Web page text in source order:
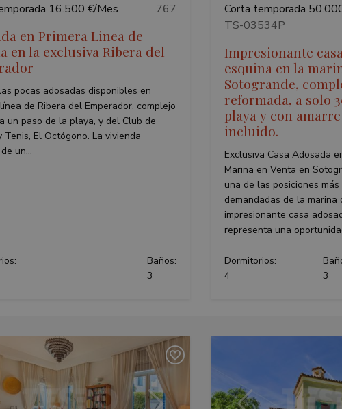
16.500 €/Mes 767
en Primera Linea de
en la exclusiva Ribera del
pocas adosadas disponibles en
de Ribera del Emperador, complejo
un paso de la playa, y del Club de
Tenis, El Octógono. La vivienda
un...
Baños:
3
Corta temporada
TS-03534P
Impresionante
esquina en la
Sotogrande,
reformada, a solo
playa y con
incluido.
Exclusiva Casa Adosada
Marina en Venta en
una de las posiciones
demandadas de la marina
impresionante casa
representa una
Dormitorios:
4
3